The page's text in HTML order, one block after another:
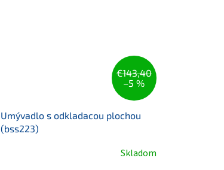
€143,40
–5 %
Umývadlo s odkladacou plochou
(bss223)
Skladom